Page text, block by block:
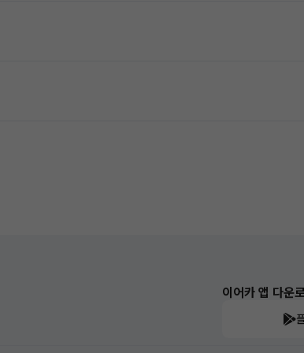
이어카 앱 다운